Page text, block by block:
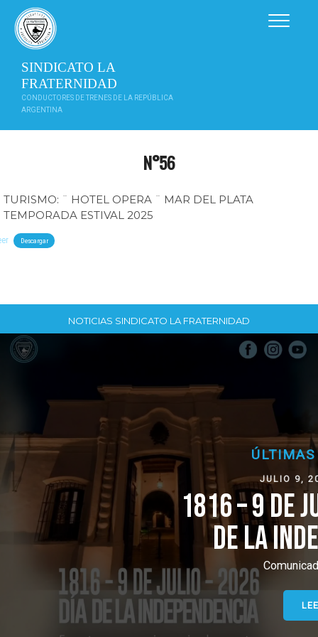
contenido
SINDICATO LA
FRATERNIDAD
CONDUCTORES DE TRENES DE LA REPÚBLICA
ARGENTINA
N°56
TURISMO: ¨ HOTEL OPERA ¨ MAR DEL PLATA
TEMPORADA ESTIVAL 2025
Descargar
NOTICIAS SINDICATO LA FRATERNIDAD
ÚLTIMAS NOTICIAS
JULIO 9, 2026, 1:16 PM
1816 – 9 DE JULIO – 2026
DE LA INDEPENDENCIA
Comunicado de Prensa
LEER (+)